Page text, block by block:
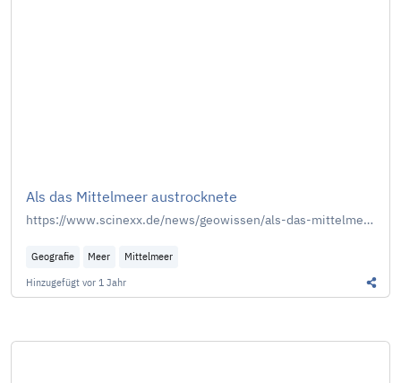
Als das Mittelmeer austrocknete
https://www.scinexx.de/news/geowissen/als-das-mittelmeer-austrocknete/
Geografie Meer
Mittelmeer
Hinzugefügt vor 1 Jahr